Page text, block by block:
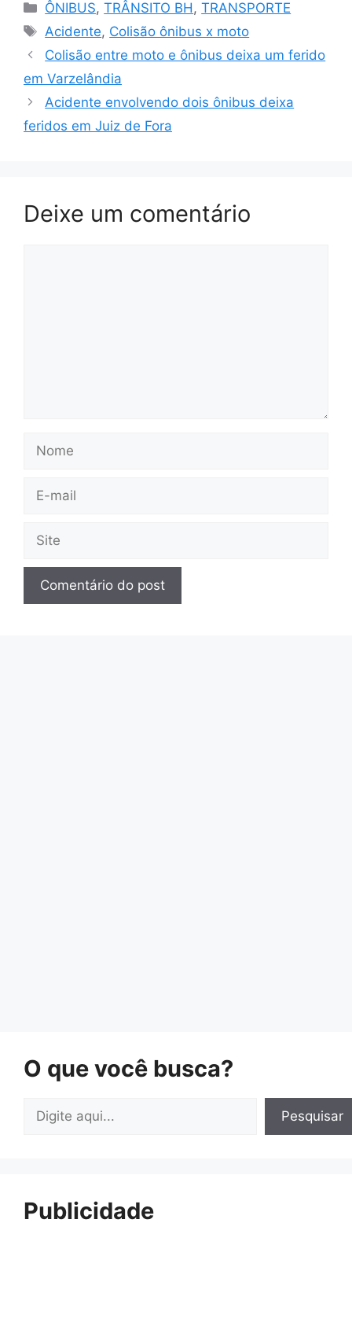
Categorias
ÔNIBUS,TRÂNSITO BH ,TRANSPORTE
Tags
Acidente, Colisão ônibus x moto
Colisão entre moto e ônibus deixa um ferido
em Varzelândia
Acidente envolvendo dois ônibus deixa
feridos em Juiz de Fora
Deixe um comentário
mail
O que você busca?
Pesquisar
Publicidade